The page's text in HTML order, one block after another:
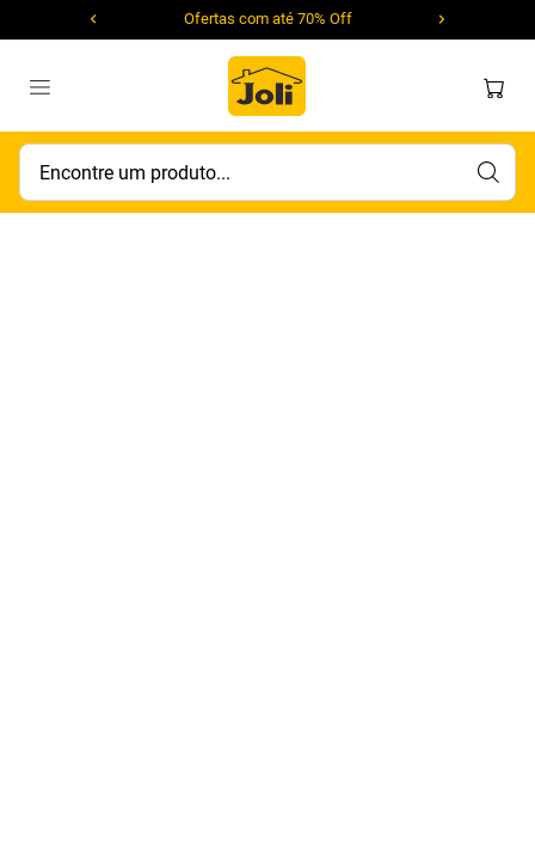
Ofertas com até 70% Off
Encontre um produto...